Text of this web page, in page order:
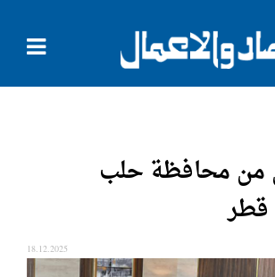
من محافظة حلب
قطر
18.12.2025